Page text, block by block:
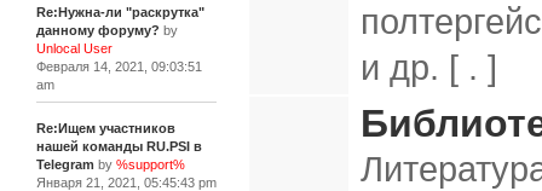
Re:Нужна-ли "раскрутка"
данному форуму? by
Unlocal User
Февраля 14, 2021, 09:03:51
am
Re:Ищем участников
нашей команды RU.PSI в
Telegram by %support%
Января 21, 2021, 05:45:43 pm
и др. [ . ]